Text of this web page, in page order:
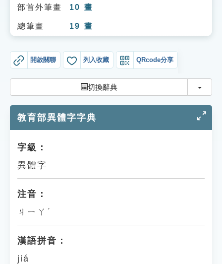
知識索引
單字索引
貓頭鷹博士
部首外筆畫 10 畫
總筆畫 19 畫
開啟關聯 列入收藏 QRcode分享
切換辭典 切換
教育部異體字字典
字級：
異體字
注音：
ㄐㄧㄚˊ
漢語拼音：
jiá